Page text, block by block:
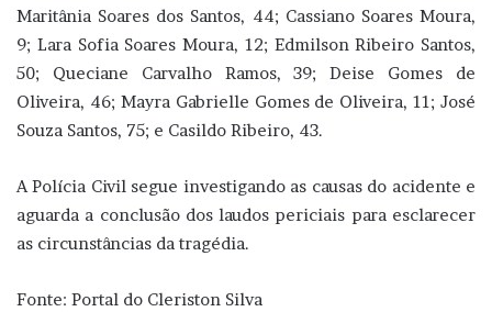
Maritânia Soares dos Santos, 44; Cassiano Soares Moura,
9; Lara Sofia Soares Moura, 12; Edmilson Ribeiro Santos,
50; Queciane Carvalho Ramos, 39; Deise Gomes de
Oliveira, 46; Mayra Gabrielle Gomes de Oliveira, 11; José
Souza Santos, 75; e Casildo Ribeiro, 43.
A Polícia Civil segue investigando as causas do acidente e
aguarda a conclusão dos laudos periciais para esclarecer
as circunstâncias da tragédia.
Fonte: Portal do Cleriston Silva